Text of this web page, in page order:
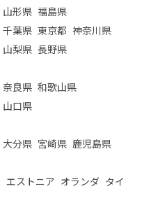
山形県 福島県
千葉県 東京都 神奈川県
山梨県 長野県
奈良県 和歌山県
山口県
大分県 宮崎県 鹿児島県
エストニア オランダ タイ